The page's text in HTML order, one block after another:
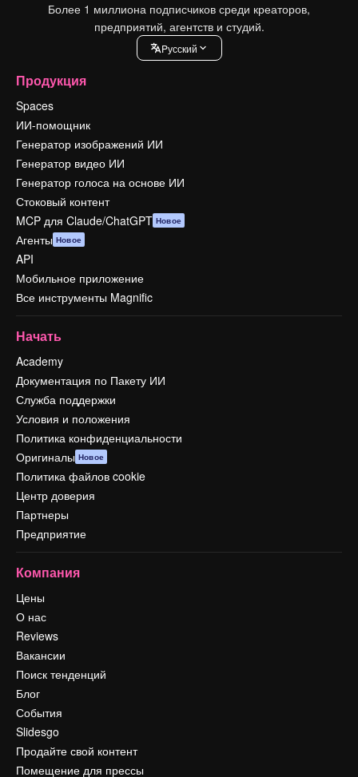
Более 1 миллиона подписчиков среди креаторов,
предприятий, агентств и студий.
Pусский
Продукция
Spaces
ИИ-помощник
Генератор изображений ИИ
Генератор видео ИИ
Генератор голоса на основе ИИ
Стоковый контент
MCP для Claude/ChatGPT Новое
Агенты Новое
API
Мобильное приложение
Все инструменты Magnific
Начать
Academy
Документация по Пакету ИИ
Служба поддержки
Условия и положения
Политика конфиденциальности
Оригиналы Новое
Политика файлов cookie
Центр доверия
Партнеры
Предприятие
Компания
Цены
О нас
Reviews
Вакансии
Поиск тенденций
Блог
События
Slidesgo
Продайте свой контент
Помещение для прессы